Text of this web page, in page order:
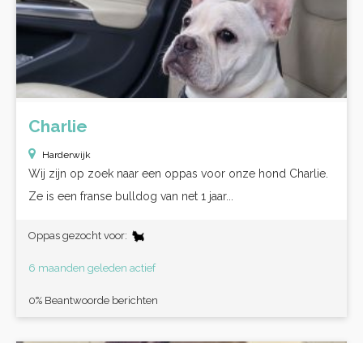
Charlie
Harderwijk
Wij zijn op zoek naar een oppas voor onze hond Charlie.
Ze is een franse bulldog van net 1 jaar...
Oppas gezocht voor:
6 maanden geleden actief
0% Beantwoorde berichten